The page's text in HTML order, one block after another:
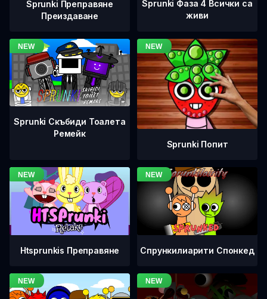
Sprunki Преправяне
Преиздаване
Sprunki Фаза 4 Всички са
живи
Sprunki Скъбиди Тоалета
Ремейк
Sprunki Попит
Htsprunkis Преправяне Спрункилиарити Спонкед